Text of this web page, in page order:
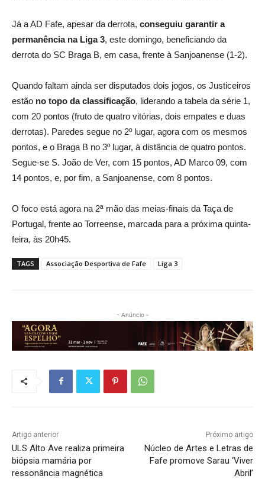
Já a AD Fafe, apesar da derrota, conseguiu garantir a
permanência na Liga 3, este domingo, beneficiando da
derrota do SC Braga B, em casa, frente à Sanjoanense (1-2).
Quando faltam ainda ser disputados dois jogos, os Justiceiros
estão no topo da classificação, liderando a tabela da série 1,
com 20 pontos (fruto de quatro vitórias, dois empates e duas
derrotas). Paredes segue no 2º lugar, agora com os mesmos
pontos, e o Braga B no 3º lugar, à distância de quatro pontos.
Segue-se S. João de Ver, com 15 pontos, AD Marco 09, com
14 pontos, e, por fim, a Sanjoanense, com 8 pontos.
O foco está agora na 2ª mão das meias-finais da Taça de
Portugal, frente ao Torreense, marcada para a próxima quinta-
feira, às 20h45.
TAGS Associação Desportiva de Fafe Liga 3
- Anúncio -
Artigo anterior
ULS Alto Ave realiza primeira
biópsia mamária por
ressonância magnética
Próximo artigo
Núcleo de Artes e Letras de
Fafe promove Sarau ‘Viver
Abril’